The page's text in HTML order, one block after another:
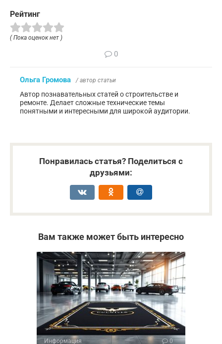
Рейтинг
( Пока оценок нет )
0
Ольга Громова / автор статьи
Автор познавательных статей о строительстве и
ремонте. Делает сложные технические темы
понятными и интересными для широкой аудитории.
Понравилась статья? Поделиться с
друзьями:
Вам также может быть интересно
Информация 0